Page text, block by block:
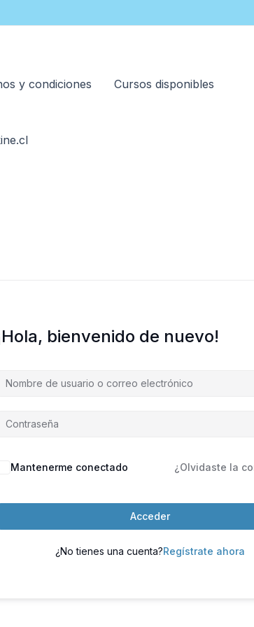
y condiciones Cursos disponibles
bienvenido de nuevo!
Mantenerme conectado ¿Olvidaste la
Acceder
¿No tienes una cuenta?Regístrate ahora